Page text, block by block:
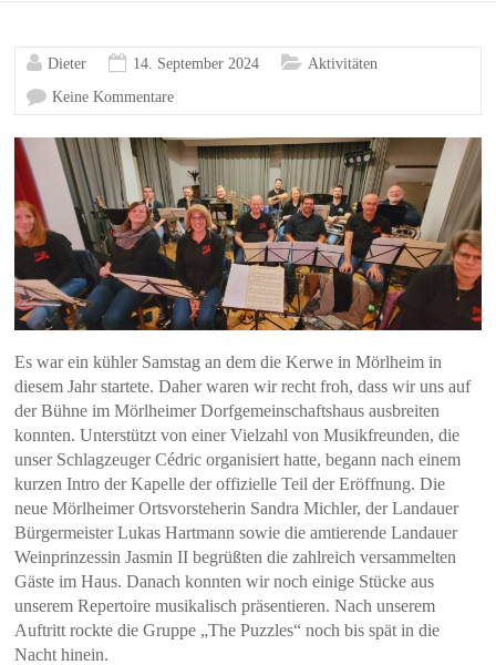
Dieter 14. September 2024
Aktivitäten
Keine Kommentare
Es war ein kühler Samstag an dem die Kerwe in Mörlheim in
diesem Jahr startete. Daher waren wir recht froh, dass wir uns auf
der Bühne im Mörlheimer Dorfgemeinschaftshaus ausbreiten
konnten. Unterstützt von einer Vielzahl von Musikfreunden, die
unser Schlagzeuger Cédric organisiert hatte, begann nach einem
kurzen Intro der Kapelle der offizielle Teil der Eröffnung. Die
neue Mörlheimer Ortsvorsteherin Sandra Michler, der Landauer
Bürgermeister Lukas Hartmann sowie die amtierende Landauer
Weinprinzessin Jasmin II begrüßten die zahlreich versammelten
Gäste im Haus. Danach konnten wir noch einige Stücke aus
unserem Repertoire musikalisch präsentieren. Nach unserem
Auftritt rockte die Gruppe „The Puzzles“ noch bis spät in die
Nacht hinein.